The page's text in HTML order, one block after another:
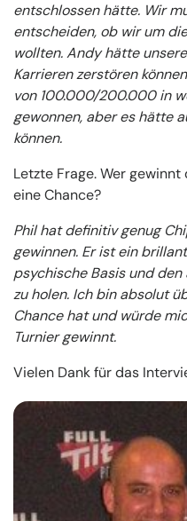
entschlossen hätte. Wir
entscheiden, ob wir um
wollten. Andy hätte
Karrieren zerstören
von 100.000/200.000 in
gewonnen, aber es hätte
können.
Letzte Frage. Wer
eine Chance?
Phil hat definitiv genug
gewinnen. Er ist ein
psychische Basis und
zu holen. Ich bin absolut
Chance hat und würde
Turnier gewinnt.
Vielen Dank für das